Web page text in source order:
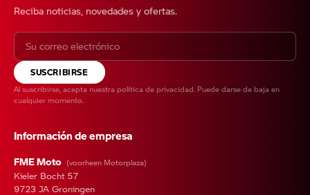
Reciba noticias, novedades y ofertas.
SUSCRIBIRSE
Al suscribirse, acepta nuestra política de privacidad. Puede darse de baja en
cualquier momento.
Información de empresa
FME Moto (voorheen Motorplaza)
Kieler Bocht 57
9723 JA Groningen